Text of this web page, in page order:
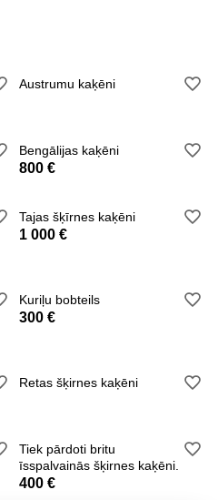
Austrumu kaķēni
Bengālijas kaķēni
800 €
Tajas šķīrnes kaķēni
1 000 €
Kuriļu bobteils
300 €
Retas šķirnes kaķēni
Tiek pārdoti britu
īsspalvainās šķirnes kaķēni.
400 €